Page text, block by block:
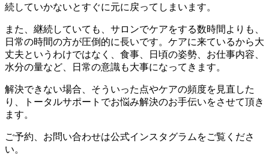
続していかないとすぐに元に戻ってしまいます。
また、継続していても、サロンでケアをする数時間よりも、
日常の時間の方が圧倒的に長いです。ケアに来ているから大
丈夫というわけではなく、食事、日頃の姿勢、お仕事内容、
水分の量など、日常の意識も大事になってきます。
解決できない場合、そういった点やケアの頻度を見直した
り、トータルサポートでお悩み解決のお手伝いをさせて頂き
ます。
ご予約、お問い合わせは公式インスタグラムをご覧くださ
い。